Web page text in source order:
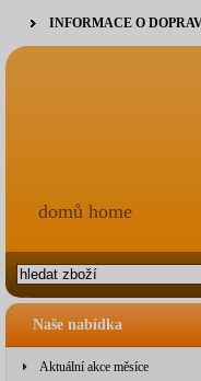
Naše nabídka
Aktuální akce měsíce
INFORMACE O
domů home